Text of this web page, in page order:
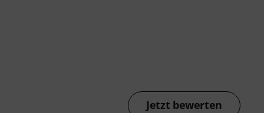
Jetzt bewerten